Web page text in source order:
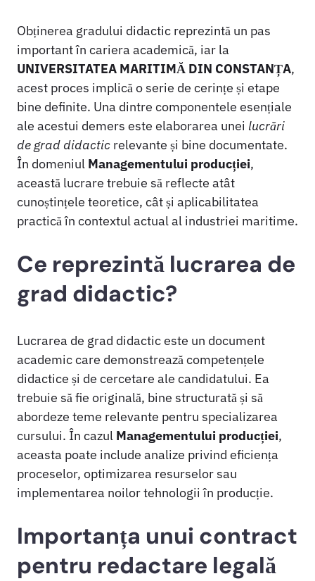
Obținerea gradului didactic reprezintă un pas
important în cariera academică, iar la
UNIVERSITATEA MARITIMĂ DIN CONSTANȚA,
acest proces implică o serie de cerințe și etape
bine definite. Una dintre componentele esențiale
ale acestui demers este elaborarea unei lucrări
de grad didactic relevante și bine documentate.
În domeniul Managementului producției,
această lucrare trebuie să reflecte atât
cunoștințele teoretice, cât și aplicabilitatea
practică în contextul actual al industriei maritime.
Ce reprezintă lucrarea de
grad didactic?
Lucrarea de grad didactic este un document
academic care demonstrează competențele
didactice și de cercetare ale candidatului. Ea
trebuie să fie originală, bine structurată și să
abordeze teme relevante pentru specializarea
cursului. În cazul Managementului producției,
aceasta poate include analize privind eficiența
proceselor, optimizarea resurselor sau
implementarea noilor tehnologii în producție.
Importanța unui contract
pentru redactare legală